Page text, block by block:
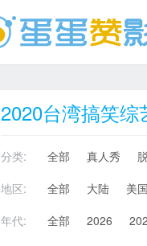
2020台湾搞笑综
分类: 全部 真人秀
地区:
全部 大陆 美国
年代:
全部 2026